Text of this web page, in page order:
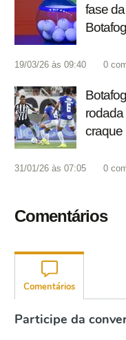
fase
19/03/26 às 09:40 0
rodada
craque
31/01/26 às 07:05 0
Comentários